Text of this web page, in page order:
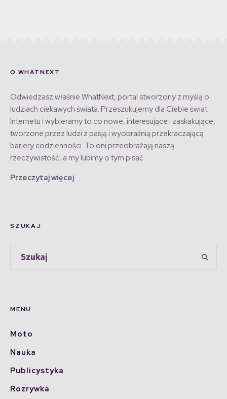
O WHATNEXT
Odwiedzasz właśnie WhatNext, portal stworzony z myślą o
ludziach ciekawych świata. Przeszukujemy dla Ciebie świat
Internetu i wybieramy to co nowe, interesujące i zaskakujące,
tworzone przez ludzi z pasją i wyobraźnią przekraczającą
bariery codzienności. To oni przeobrażają naszą
rzeczywistość, a my lubimy o tym pisać.
Przeczytaj więcej
SZUKAJ
MENU
Moto
Nauka
Publicystyka
Rozrywka